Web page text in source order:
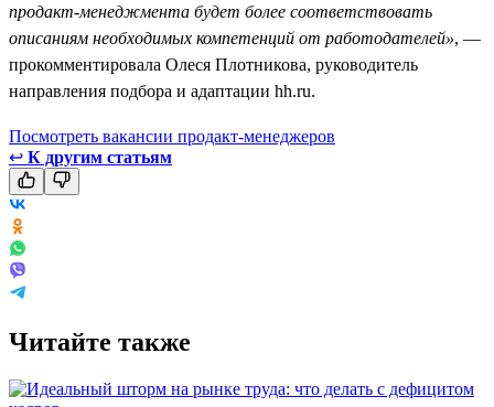
продакт-менеджмента будет более соответствовать
описаниям необходимых компетенций от работодателей», —
прокомментировала Олеся Плотникова, руководитель
направления подбора и адаптации hh.ru.
Посмотреть вакансии продакт-менеджеров
↩ К другим статьям
Читайте также